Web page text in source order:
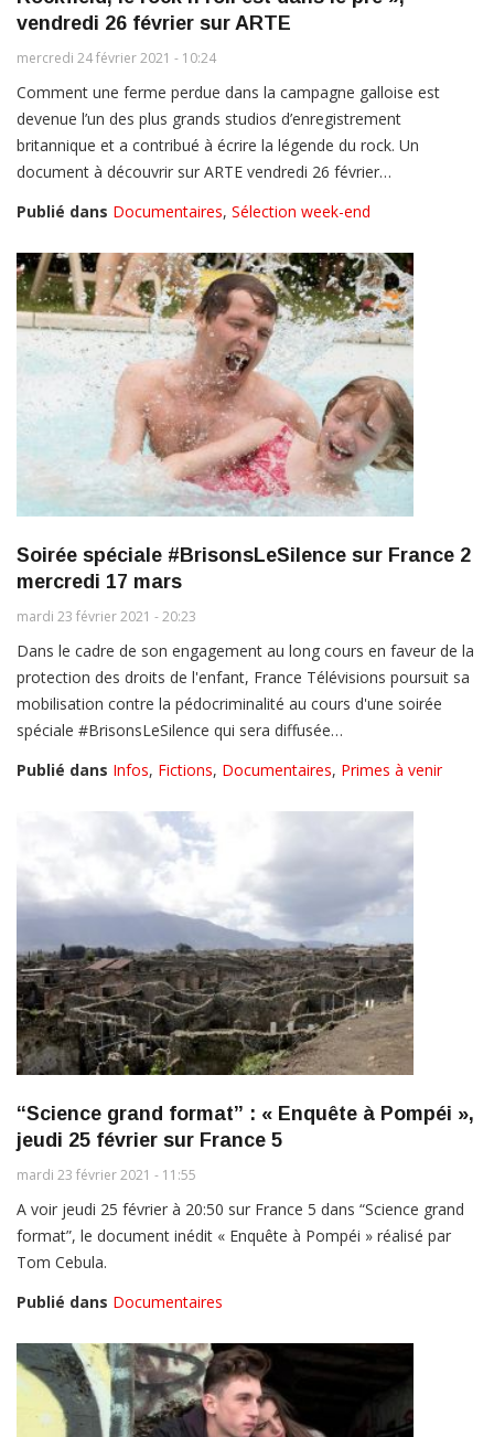
vendredi 26 février sur ARTE
mercredi 24 février 2021 - 10:24
Comment une ferme perdue dans la campagne galloise est
devenue l’un des plus grands studios d’enregistrement
britannique et a contribué à écrire la légende du rock. Un
document à découvrir sur ARTE vendredi 26 février…
Publié dans Documentaires, Sélection week-end
Soirée spéciale #BrisonsLeSilence sur France 2
mercredi 17 mars
mardi 23 février 2021 - 20:23
Dans le cadre de son engagement au long cours en faveur de la
protection des droits de l'enfant, France Télévisions poursuit sa
mobilisation contre la pédocriminalité au cours d'une soirée
spéciale #BrisonsLeSilence qui sera diffusée…
Publié dans Infos, Fictions, Documentaires, Primes à venir
“Science grand format” : « Enquête à Pompéi »,
jeudi 25 février sur France 5
mardi 23 février 2021 - 11:55
A voir jeudi 25 février à 20:50 sur France 5 dans “Science grand
format”, le document inédit « Enquête à Pompéi » réalisé par
Tom Cebula.
Publié dans Documentaires